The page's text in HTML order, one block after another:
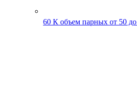
60 К объем парных от 50